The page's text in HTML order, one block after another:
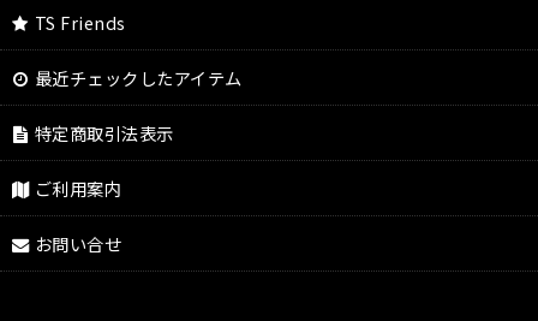
TS Friends
最近チェックしたアイテム
特定商取引法表示
ご利用案内
お問い合せ